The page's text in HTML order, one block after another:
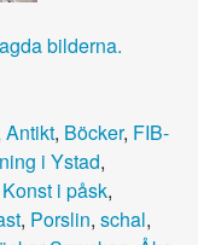
bilderna.
Antikt, Böcker, FIB-
i Ystad,
Konst i påsk,
, Porslin, schal,